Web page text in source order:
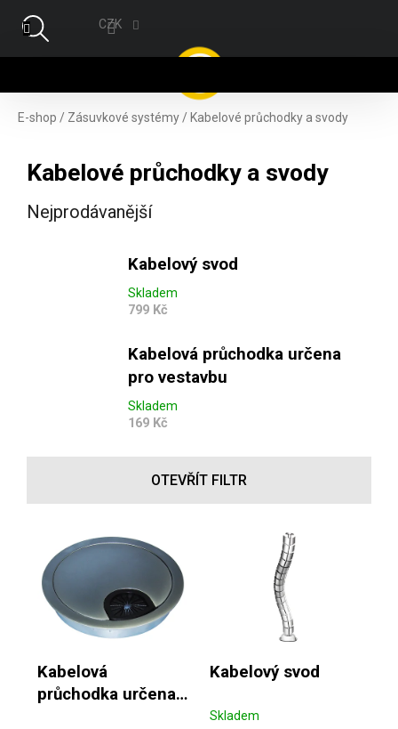
CZK
E-shop / Zásuvkové systémy / Kabelové průchodky a svody
Kabelové průchodky a svody
Nejprodávanější
Kabelový svod
Skladem
799 Kč
Kabelová průchodka určena
pro vestavbu
Skladem
169 Kč
OTEVŘÍT FILTR
Kabelová
průchodka určena
Kabelový svod
Skladem